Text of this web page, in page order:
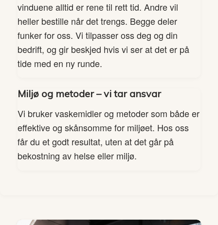
vinduene alltid er rene til rett tid. Andre vil
heller bestille når det trengs. Begge deler
funker for oss. Vi tilpasser oss deg og din
bedrift, og gir beskjed hvis vi ser at det er på
tide med en ny runde.
Miljø og metoder – vi tar ansvar
Vi bruker vaskemidler og metoder som både er
effektive og skånsomme for miljøet. Hos oss
får du et godt resultat, uten at det går på
bekostning av helse eller miljø.